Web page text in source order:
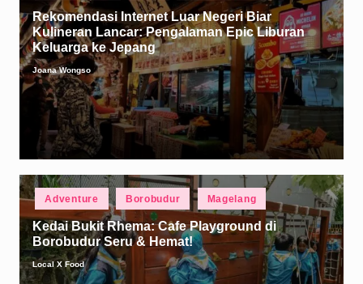
Rekomendasi Internet Luar Negeri Biar
Kulineran Lancar: Pengalaman Epic Liburan
Keluarga ke Jepang
Posted
by
Joana Wongso
Posted
in
Adventure Borobudur Magelang
Kedai Bukit Rhema: Cafe Playground di
Borobudur Seru & Hemat!
Posted
by
Local X Food